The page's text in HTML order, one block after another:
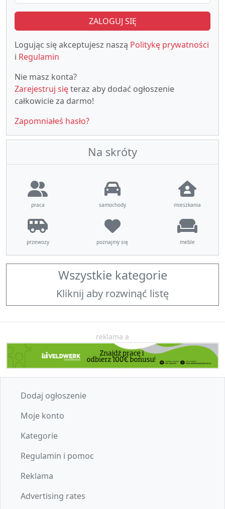
ZALOGUJ SIĘ
Logując się akceptujesz naszą Politykę prywatności
i Regulamin
Nie masz konta?
Zarejestruj sięteraz aby dodać ogłoszenie
całkowicie za darmo!
Zapomniałeś hasło?
Na skróty
praca samochody mieszkania
przewozy poznajmy się meble
Wszystkie kategorie
Kliknij aby rozwinąć listę
reklama a
Dodaj ogłoszenie
Moje konto
Kategorie
Regulamin i pomoc
Reklama
Advertising rates